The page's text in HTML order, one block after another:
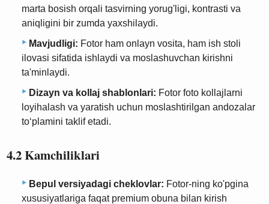
marta bosish orqali tasvirning yorug'ligi, kontrasti va
aniqligini bir zumda yaxshilaydi.
Mavjudligi: Fotor ham onlayn vosita, ham ish stoli
ilovasi sifatida ishlaydi va moslashuvchan kirishni
ta'minlaydi.
Dizayn va kollaj shablonlari: Fotor foto kollajlarni
loyihalash va yaratish uchun moslashtirilgan andozalar
to‘plamini taklif etadi.
4.2 Kamchiliklari
Bepul versiyadagi cheklovlar: Fotor-ning ko'pgina
xususiyatlariga faqat premium obuna bilan kirish